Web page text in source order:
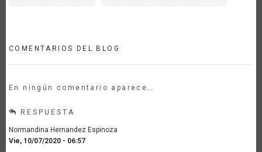
COMENTARIOS DEL BLOG
En ningún comentario aparece…
RESPUESTA
Normandina Hernandez Espinoza
Vie, 10/07/2020 - 06:57